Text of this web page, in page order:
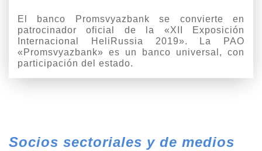
El banco Promsvyazbank se convierte en
patrocinador oficial de la «XII Exposición
Internacional HeliRussia 2019». La PAO
«Promsvyazbank» es un banco universal, con
participación del estado.
Socios sectoriales y de medios